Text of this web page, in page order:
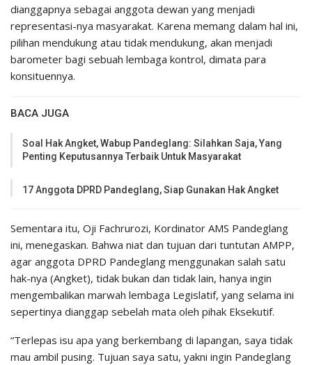
dianggapnya sebagai anggota dewan yang menjadi
representasi-nya masyarakat. Karena memang dalam hal ini,
pilihan mendukung atau tidak mendukung, akan menjadi
barometer bagi sebuah lembaga kontrol, dimata para
konsituennya.
BACA JUGA
Soal Hak Angket, Wabup Pandeglang: Silahkan Saja, Yang
Penting Keputusannya Terbaik Untuk Masyarakat
17 Anggota DPRD Pandeglang, Siap Gunakan Hak Angket
Sementara itu, Oji Fachrurozi, Kordinator AMS Pandeglang
ini, menegaskan. Bahwa niat dan tujuan dari tuntutan AMPP,
agar anggota DPRD Pandeglang menggunakan salah satu
hak-nya (Angket), tidak bukan dan tidak lain, hanya ingin
mengembalikan marwah lembaga Legislatif, yang selama ini
sepertinya dianggap sebelah mata oleh pihak Eksekutif.
“Terlepas isu apa yang berkembang di lapangan, saya tidak
mau ambil pusing. Tujuan saya satu, yakni ingin Pandeglang